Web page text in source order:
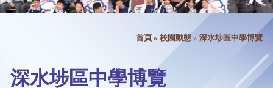
首頁 » 校園動態 » 深水埗區中學博覽
深水埗區中學博覽